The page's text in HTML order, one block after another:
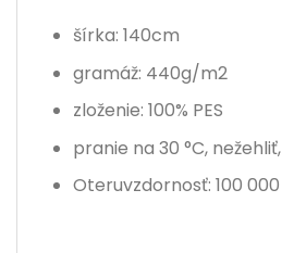
šírka: 140cm
gramáž: 440g/m2
zloženie: 100% PES
pranie na 30 °C, nežehliť,
Oteruvzdornosť: 100 000